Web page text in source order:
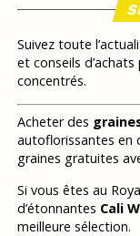
Suivez toute
et conseils
concentrés.
Acheter des
autoflorissantes en
graines gratuites
Si vous êtes au
d’étonnantes Cali
meilleure sélection.